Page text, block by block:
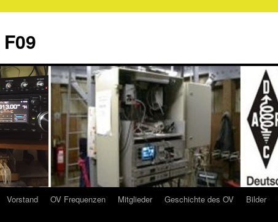
Vorstand OV Frequenzen Mitglieder Geschichte des OV Bilder